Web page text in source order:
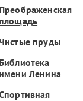
Преображенская
площадь
пруды
Библиотека
имени Ленина